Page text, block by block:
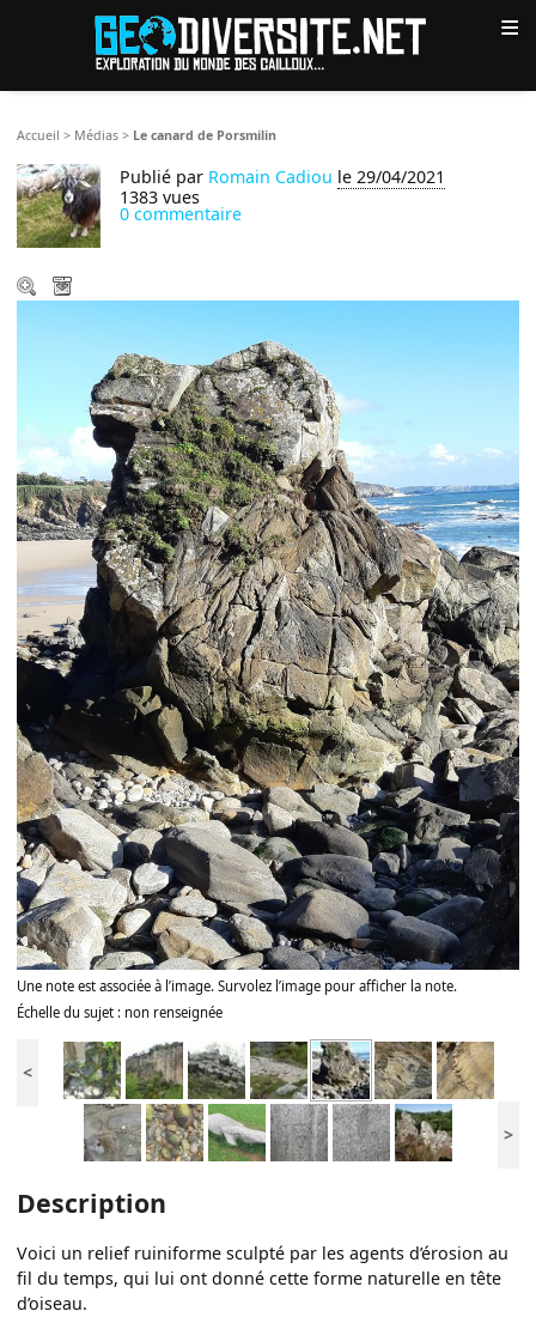
≡
Accueil > Médias > Le canard de Porsmilin
Publié par Romain Cadiou le 29/04/2021
1383 vues
0 commentaire
Une note est associée à l’image. Survolez l’image pour afficher la note.
Échelle du sujet : non renseignée
<
>
Description
Voici un relief ruiniforme sculpté par les agents d’érosion au
fil du temps, qui lui ont donné cette forme naturelle en tête
d’oiseau.